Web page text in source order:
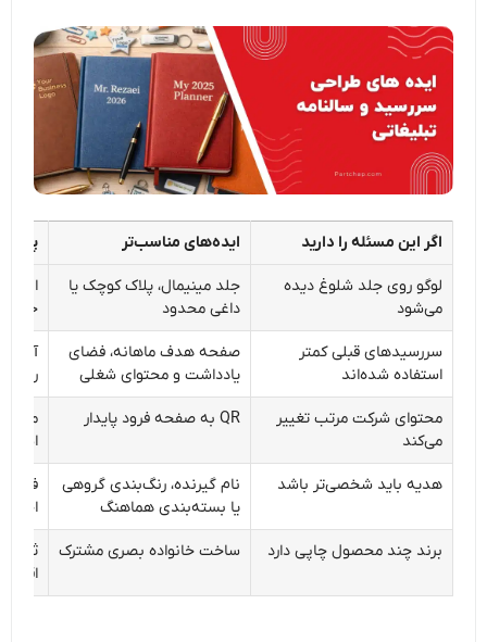
اگر این مسئله را دارید ایده‌های مناسب‌تر پیش
لوگو روی جلد شلوغ دیده
می‌شود
جلد مینیمال، پلاک کوچک یا
داغی محدود
سررسیدهای قبلی کمتر
استفاده شده‌اند
صفحه هدف ماهانه، فضای
یادداشت و محتوای شغلی
محتوای شرکت مرتب تغییر
می‌کند
QR به صفحه فرود پایدار
اسکن
هدیه باید شخصی‌تر باشد
نام گیرنده، رنگ‌بندی گروهی
یا بسته‌بندی هماهنگ
برند چند محصول چاپی دارد ساخت خانواده بصری مشترک
ثبات
اقلام